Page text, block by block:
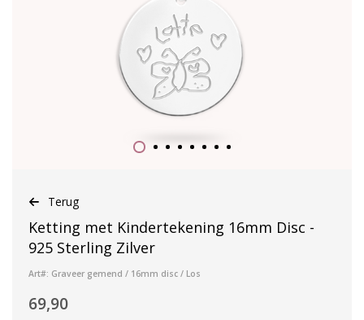
Terug
Ketting met Kindertekening 16mm Disc -
925 Sterling Zilver
Art#: Graveer gemend / 16mm disc / Los
69,90